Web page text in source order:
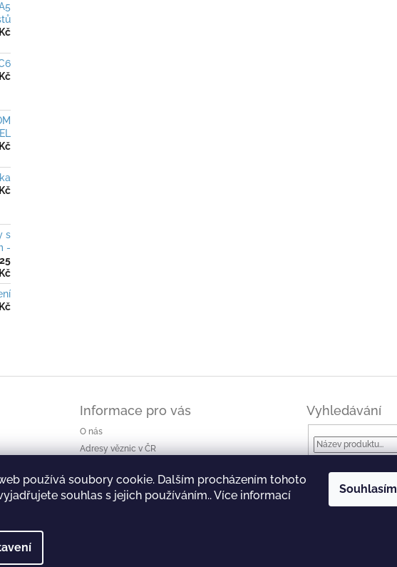
používá soubory cookie. Dalším procházením tohoto
souhlas s jejich používáním.. Více informací
Souhlasím
s
-
25
Kč
Informace pro vás
O nás
Adresy věznic v ČR
Ke stažení
Obchodní podmínky
Vyhledávání
. Všechna práva vyhrazena.